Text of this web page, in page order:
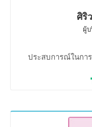
ศิริ
ผู้
ประสบการณ์ในกา